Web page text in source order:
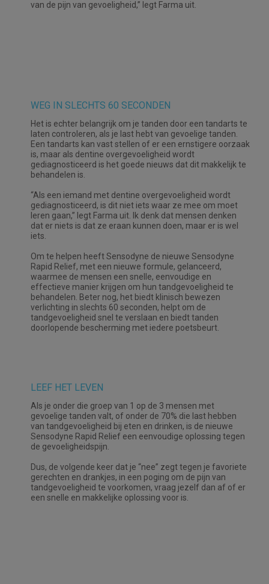
van de pijn van gevoeligheid,” legt Farma uit.
WEG IN SLECHTS 60 SECONDEN
Het is echter belangrijk om je tanden door een tandarts te
laten controleren, als je last hebt van gevoelige tanden.
Een tandarts kan vast stellen of er een ernstigere oorzaak
is, maar als dentine overgevoeligheid wordt
gediagnosticeerd is het goede nieuws dat dit makkelijk te
behandelen is.
“Als een iemand met dentine overgevoeligheid wordt
gediagnosticeerd, is dit niet iets waar ze mee om moet
leren gaan,” legt Farma uit. Ik denk dat mensen denken
dat er niets is dat ze eraan kunnen doen, maar er is wel
iets.
Om te helpen heeft Sensodyne de nieuwe Sensodyne
Rapid Relief, met een nieuwe formule, gelanceerd,
waarmee de mensen een snelle, eenvoudige en
effectieve manier krijgen om hun tandgevoeligheid te
behandelen. Beter nog, het biedt klinisch bewezen
verlichting in slechts 60 seconden, helpt om de
tandgevoeligheid snel te verslaan en biedt tanden
doorlopende bescherming met iedere poetsbeurt.
LEEF HET LEVEN
Als je onder die groep van 1 op de 3 mensen met
gevoelige tanden valt, of onder de 70% die last hebben
van tandgevoeligheid bij eten en drinken, is de nieuwe
Sensodyne Rapid Relief een eenvoudige oplossing tegen
de gevoeligheidspijn.
Dus, de volgende keer dat je “nee” zegt tegen je favoriete
gerechten en drankjes, in een poging om de pijn van
tandgevoeligheid te voorkomen, vraag jezelf dan af of er
een snelle en makkelijke oplossing voor is.